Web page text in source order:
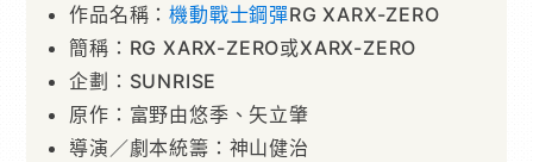
作品名稱：機動戰士鋼彈RG XARX-ZERO
簡稱：RG XARX-ZERO或XARX-ZERO
企劃：SUNRISE
原作：富野由悠季、矢立肇
導演／劇本統籌：神山健治